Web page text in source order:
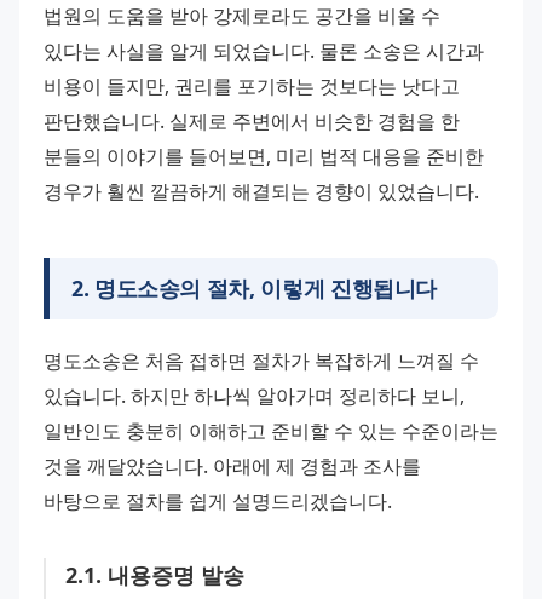
법원의 도움을 받아 강제로라도 공간을 비울 수
있다는 사실을 알게 되었습니다. 물론 소송은 시간과
비용이 들지만, 권리를 포기하는 것보다는 낫다고
판단했습니다. 실제로 주변에서 비슷한 경험을 한
분들의 이야기를 들어보면, 미리 법적 대응을 준비한
경우가 훨씬 깔끔하게 해결되는 경향이 있었습니다.
2. 명도소송의 절차, 이렇게 진행됩니다
명도소송은 처음 접하면 절차가 복잡하게 느껴질 수
있습니다. 하지만 하나씩 알아가며 정리하다 보니,
일반인도 충분히 이해하고 준비할 수 있는 수준이라는
것을 깨달았습니다. 아래에 제 경험과 조사를
바탕으로 절차를 쉽게 설명드리겠습니다.
2.1. 내용증명 발송